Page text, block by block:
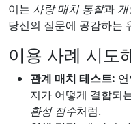
이는 사랑 매치 통찰과
당신의 질문에 공감하는
이용 사례 시도
관계 매치 테스트:
지가 어떻게 결합되
환성 점수처럼.